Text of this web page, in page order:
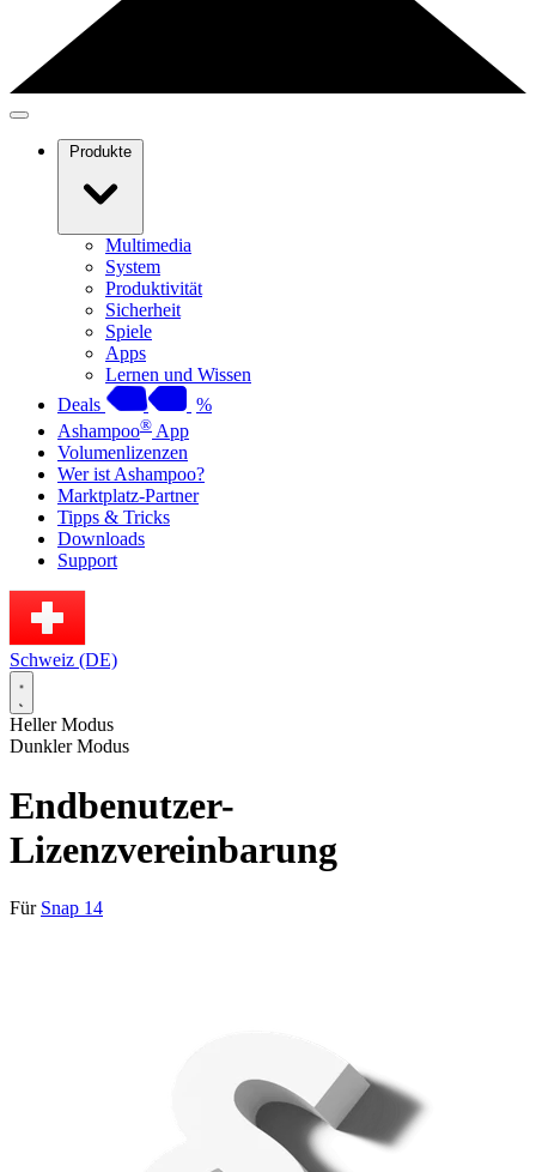
Produkte
Multimedia
System
Produktivität
Sicherheit
Spiele
Apps
Lernen und Wissen
Deals
%
Ashampoo® App
Volumenlizenzen
Wer ist Ashampoo?
Marktplatz-Partner
Tipps & Tricks
Downloads
Support
Schweiz (DE)
Heller Modus
Dunkler Modus
Endbenutzer-
Lizenzvereinbarung
Für Snap 14